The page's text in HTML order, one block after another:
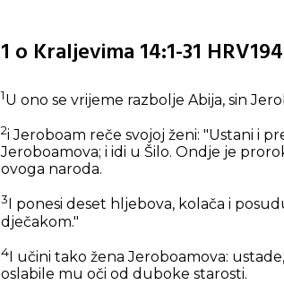
1 o Kraljevima 14:1-31
1U ono se vrijeme razbolje Abija, sin
2i Jeroboam reče svojoj ženi: "Ustani i
Jeroboamova; i idi u Šilo. Ondje je
ovoga naroda.
3
I ponesi deset hljebova, kolača i
dječakom."
4I učini tako žena Jeroboamova:
oslabile mu oči od duboke starosti.